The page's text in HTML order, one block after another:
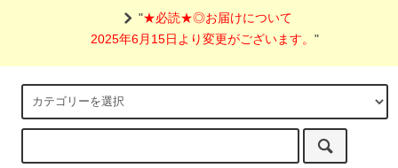
"★必読★◎お届けについて
2025年6月15日より変更がございます。"